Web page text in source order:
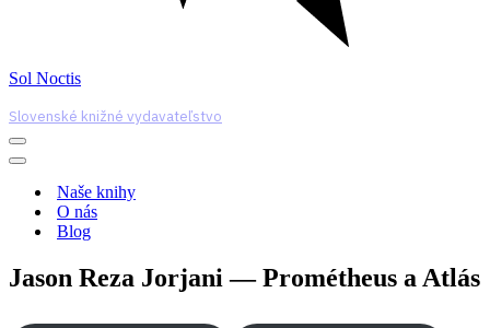
Sol Noctis
Slovenské knižné vydavateľstvo
Menu
navigácie
Menu
navigácieNaše knihy
O nás
Blog
Jason Reza Jorjani — Prométheus a Atlás